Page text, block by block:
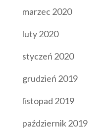
marzec 2020
luty 2020
styczeń 2020
grudzień 2019
listopad 2019
październik 2019